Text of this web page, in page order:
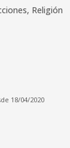
Religión
18/04/2020